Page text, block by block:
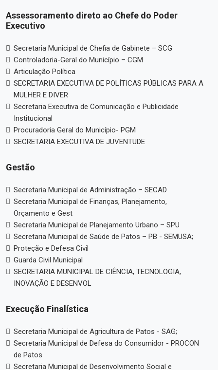
Assessoramento direto ao Chefe do Poder
Executivo
Secretaria Municipal de Chefia de Gabinete – SCG
Controladoria-Geral do Município – CGM
Articulação Política
SECRETARIA EXECUTIVA DE POLÍTICAS PÚBLICAS PARA A
MULHER E DIVER
Secretaria Executiva de Comunicação e Publicidade
Institucional
Procuradoria Geral do Município- PGM
SECRETARIA EXECUTIVA DE JUVENTUDE
Gestão
Secretaria Municipal de Administração – SECAD
Secretaria Municipal de Finanças, Planejamento,
Orçamento e Gest
Secretaria Municipal de Planejamento Urbano – SPU
Secretaria Municipal de Saúde de Patos – PB - SEMUSA;
Proteção e Defesa Civil
Guarda Civil Municipal
SECRETARIA MUNICIPAL DE CIÊNCIA, TECNOLOGIA,
INOVAÇÃO E DESENVOL
Execução Finalística
Secretaria Municipal de Agricultura de Patos - SAG;
Secretaria Municipal de Defesa do Consumidor - PROCON
de Patos
Secretaria Municipal de Desenvolvimento Social e